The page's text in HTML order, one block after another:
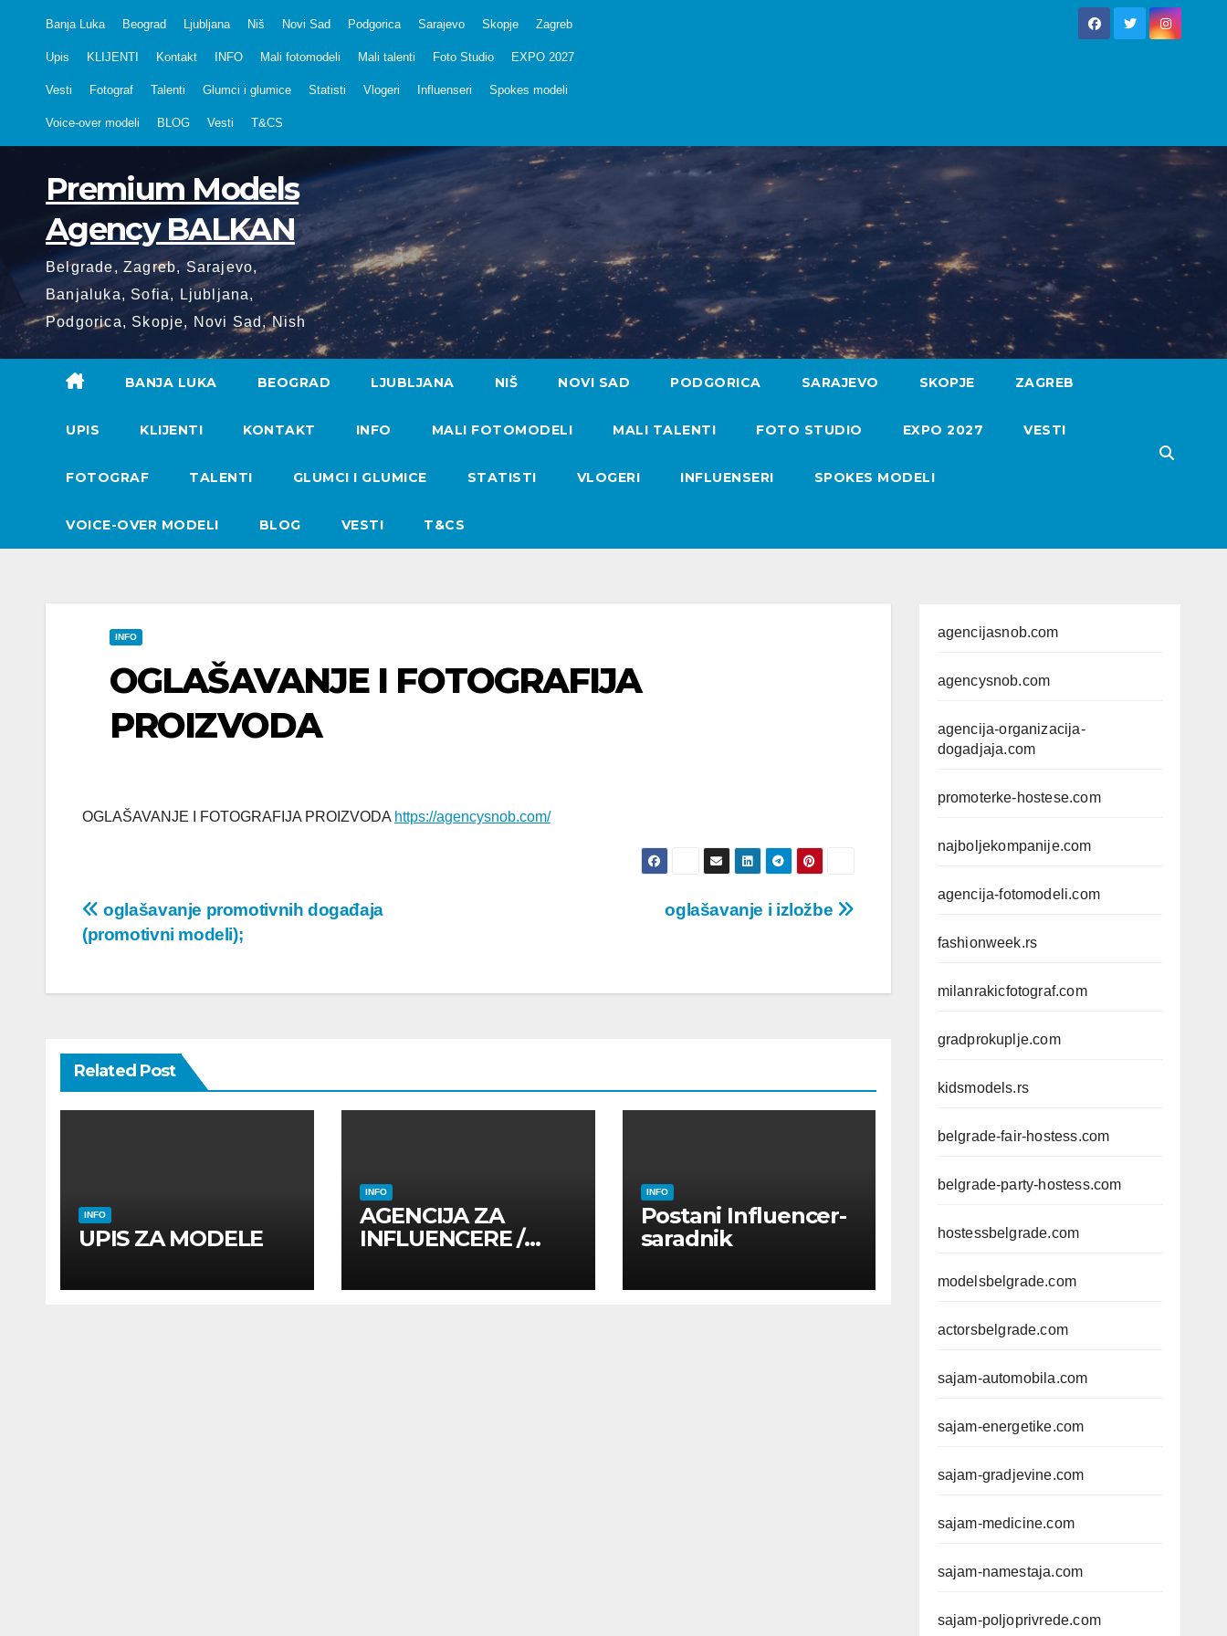
Banja Luka Beograd Ljubljana Niš Novi Sad Podgorica Sarajevo Skopje Zagreb
Upis KLIJENTI Kontakt INFO Mali fotomodeli Mali talenti Foto Studio EXPO 2027
Vesti Fotograf Talenti Glumci i glumice Statisti Vlogeri Influenseri Spokes modeli
Voice-over modeli BLOG Vesti T&CS
Premium Models
Agency BALKAN
Belgrade, Zagreb, Sarajevo,
Banjaluka, Sofia, Ljubljana,
Podgorica, Skopje, Novi Sad, Nish
BANJA LUKA BEOGRAD LJUBLJANA NIŠ NOVI SAD PODGORICA SARAJEVO SKOPJE ZAGREB
UPIS KLIJENTI KONTAKT INFO MALI FOTOMODELI MALI TALENTI FOTO STUDIO EXPO 2027 VESTI
FOTOGRAF TALENTI GLUMCI I GLUMICE STATISTI VLOGERI INFLUENSERI SPOKES MODELI
VOICE-OVER MODELI BLOG VESTI T&CS
INFO
OGLAŠAVANJE I FOTOGRAFIJA
PROIZVODA
OGLAŠAVANJE I FOTOGRAFIJA PROIZVODA https://agencysnob.com/
Post
navigation
oglašavanje i izložbe
oglašavanje promotivnih događaja
(promotivni modeli);
Related Post
INFO
UPIS ZA MODELE
INFO
AGENCIJA ZA
INFLUENCERE /
UTICAJNE OSOBE
INFO
Postani Influencer-
saradnik
agencijasnob.com
agencysnob.com
agencija-organizacija-
dogadjaja.com
promoterke-hostese.com
najboljekompanije.com
agencija-fotomodeli.com
fashionweek.rs
milanrakicfotograf.com
gradprokuplje.com
kidsmodels.rs
belgrade-fair-hostess.com
belgrade-party-hostess.com
hostessbelgrade.com
modelsbelgrade.com
actorsbelgrade.com
sajam-automobila.com
sajam-energetike.com
sajam-gradjevine.com
sajam-medicine.com
sajam-namestaja.com
sajam-poljoprivrede.com